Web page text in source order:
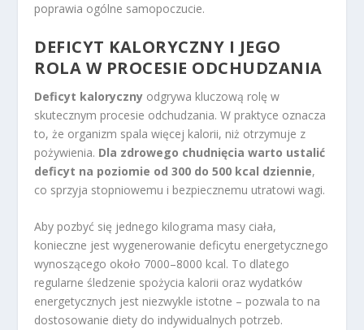
poprawia ogólne samopoczucie.
DEFICYT KALORYCZNY I JEGO
ROLA W PROCESIE ODCHUDZANIA
Deficyt kaloryczny odgrywa kluczową rolę w
skutecznym procesie odchudzania. W praktyce oznacza
to, że organizm spala więcej kalorii, niż otrzymuje z
pożywienia. Dla zdrowego chudnięcia warto ustalić
deficyt na poziomie od 300 do 500 kcal dziennie,
co sprzyja stopniowemu i bezpiecznemu utratowi wagi.
Aby pozbyć się jednego kilograma masy ciała,
konieczne jest wygenerowanie deficytu energetycznego
wynoszącego około 7000–8000 kcal. To dlatego
regularne śledzenie spożycia kalorii oraz wydatków
energetycznych jest niezwykle istotne – pozwala to na
dostosowanie diety do indywidualnych potrzeb.